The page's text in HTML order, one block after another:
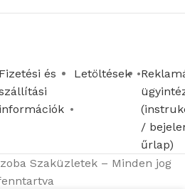
Fizetési és
információk
Letöltések
/
űrlap)
Szaküzletek – Minden jog